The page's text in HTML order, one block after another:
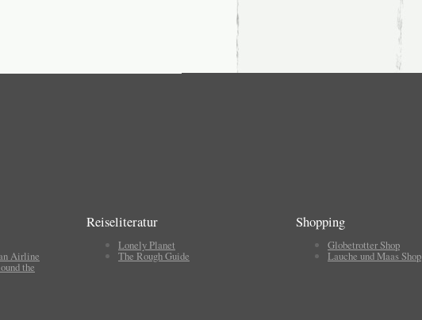
Airline
the
Reiseliteratur
Lonely Planet
The Rough Guide
Shopping
Globetrotter Shop
Lauche und Maas Shop